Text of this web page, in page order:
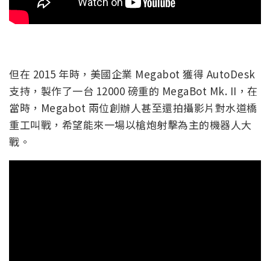
但在 2015 年時，美國企業 Megabot 獲得 AutoDesk
支持，製作了一台 12000 磅重的 MegaBot Mk. II，在
當時，Megabot 兩位創辦人甚至還拍攝影片對水道橋
重工叫戰，希望能來一場以槍炮射擊為主的機器人大
戰。